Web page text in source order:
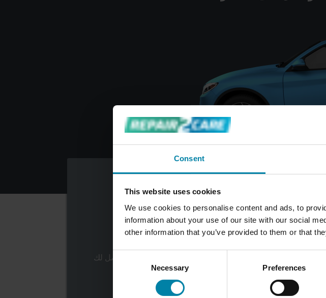
Consent
This website uses cookies
We use cookies to personalise content and ads, to
information about your use of our site with our social
other information that you’ve provided to them or that
Necessary Preferences
واحصل على
الحجز.
قم بتسليم سيارتك في المركز، وسنرسل لك
إشعاراً عندما ننتهي من سيارتك.